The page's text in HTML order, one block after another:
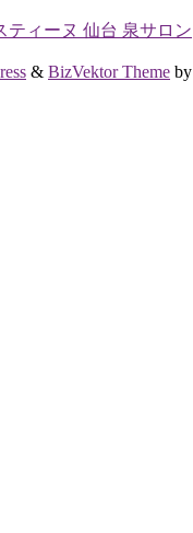
ティーヌ 仙台 泉サロン
& BizVektor Theme by